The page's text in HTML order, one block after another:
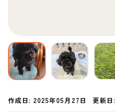
作成日:2025年05月27日 更新日: